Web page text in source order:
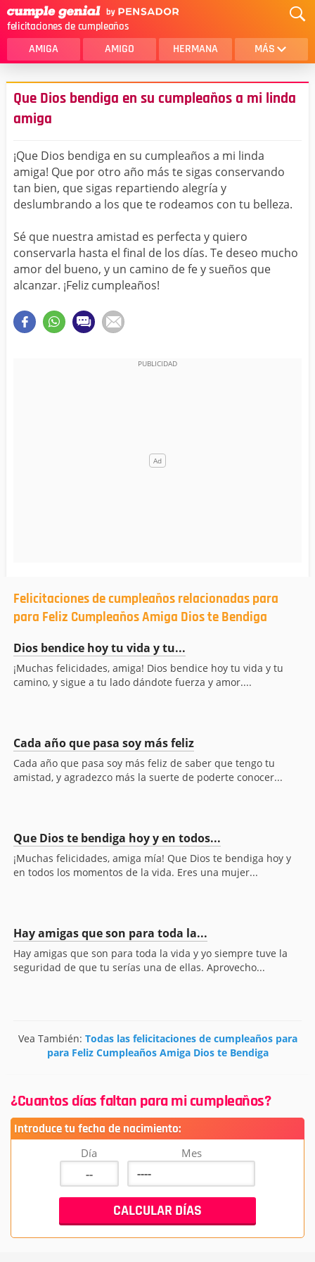
felicitaciones de cumpleaños
AMIGA AMIGO HERMANA MÁS
MAMA
AMOR
HERMANO
HIJO
NOVIA
ESPOSO
TIA
CUÑADA
ALGUIEN ESPECIAL
TODAS LAS CATEGORÍAS
Que Dios bendiga en su cumpleaños a mi linda
amiga
¡Que Dios bendiga en su cumpleaños a mi linda
amiga! Que por otro año más te sigas conservando
tan bien, que sigas repartiendo alegría y
deslumbrando a los que te rodeamos con tu belleza.
Sé que nuestra amistad es perfecta y quiero
conservarla hasta el final de los días. Te deseo mucho
amor del bueno, y un camino de fe y sueños que
alcanzar. ¡Feliz cumpleaños!
Felicitaciones de cumpleaños relacionadas para
para Feliz Cumpleaños Amiga Dios te Bendiga
Dios bendice hoy tu vida y tu...
¡Muchas felicidades, amiga! Dios bendice hoy tu vida y tu
camino, y sigue a tu lado dándote fuerza y amor....
Cada año que pasa soy más feliz
Cada año que pasa soy más feliz de saber que tengo tu
amistad, y agradezco más la suerte de poderte conocer...
Que Dios te bendiga hoy y en todos...
¡Muchas felicidades, amiga mía! Que Dios te bendiga hoy y
en todos los momentos de la vida. Eres una mujer...
Hay amigas que son para toda la...
Hay amigas que son para toda la vida y yo siempre tuve la
seguridad de que tu serías una de ellas. Aprovecho...
Vea También: Todas las felicitaciones de cumpleaños para
para Feliz Cumpleaños Amiga Dios te Bendiga
¿Cuantos días faltan para mi cumpleaños?
Introduce tu fecha de nacimiento:
Día Mes